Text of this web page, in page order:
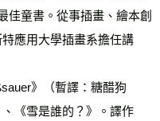
佳童書。從事插畫、繪本創
應用大學插畫系擔任講
《雪是誰的？》。譯作